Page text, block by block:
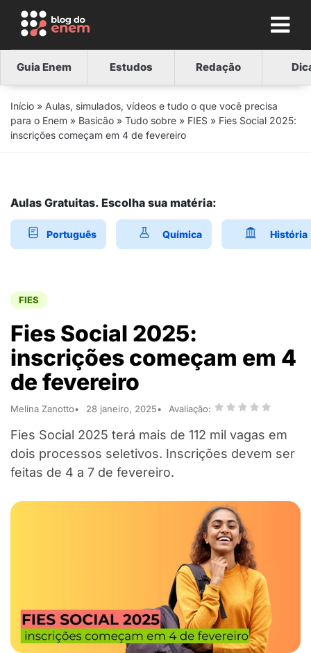
Guia Enem Estudos Redação
Início » Aulas, simulados, vídeos e tudo o que você precisa
para o Enem » Basicão » Tudo sobre » FIES » Fies Social 2025:
inscrições começam em 4 de fevereiro
Aulas Gratuitas. Escolha sua matéria:
Português Química História
FIES
Fies Social 2025:
inscrições começam em 4
de fevereiro
Melina Zanotto 28 janeiro, 2025 Avaliação:
Fies Social 2025 terá mais de 112 mil vagas em
dois processos seletivos. Inscrições devem ser
feitas de 4 a 7 de fevereiro.